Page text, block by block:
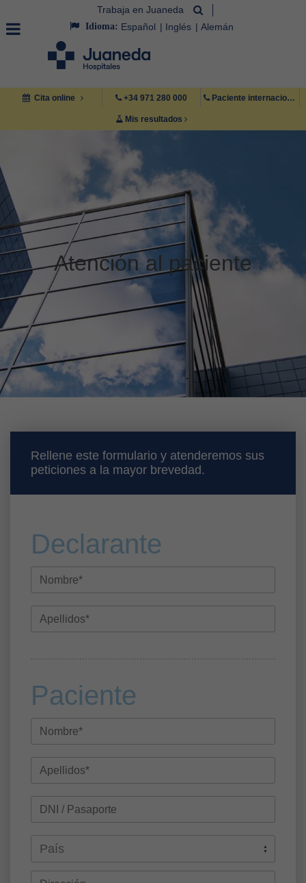
Trabaja en Juaneda
Idioma: Español Inglés Alemán
Cita online +34 971 280 000 Paciente internacional +34 971 222 222
Mis resultados
Atención al paciente
Rellene este formulario y atenderemos sus
peticiones a la mayor brevedad.
Declarante
Paciente
País